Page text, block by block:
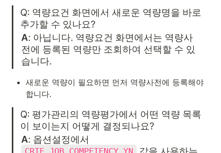
Q: 역량요건 화면에서 새로운 역량명을 바로
추가할 수 있나요?
A: 아닙니다. 역량요건 화면에서는 역량사
전에 등록된 역량만 조회하여 선택할 수 있
습니다.
새로운 역량이 필요하면 먼저 역량사전에 등록해야
합니다.
Q: 평가관리의 역량평가에서 어떤 역량 목록
이 보이는지 어떻게 결정되나요?
A